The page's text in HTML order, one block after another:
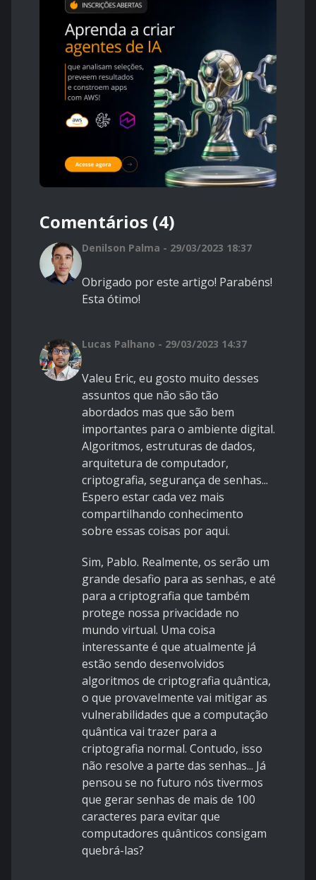
Comentários (4)
Denilson Palma - 29/03/2023 18:37
Obrigado por este artigo! Parabéns!
Esta ótimo!
Lucas Palhano - 29/03/2023 14:37
Valeu Eric, eu gosto muito desses
assuntos que não são tão
abordados mas que são bem
importantes para o ambiente digital.
Algoritmos, estruturas de dados,
arquitetura de computador,
criptografia, segurança de senhas...
Espero estar cada vez mais
compartilhando conhecimento
sobre essas coisas por aqui.
Sim, Pablo. Realmente, os serão um
grande desafio para as senhas, e até
para a criptografia que também
protege nossa privacidade no
mundo virtual. Uma coisa
interessante é que atualmente já
estão sendo desenvolvidos
algoritmos de criptografia quântica,
o que provavelmente vai mitigar as
vulnerabilidades que a computação
quântica vai trazer para a
criptografia normal. Contudo, isso
não resolve a parte das senhas... Já
pensou se no futuro nós tivermos
que gerar senhas de mais de 100
caracteres para evitar que
computadores quânticos consigam
quebrá-las?